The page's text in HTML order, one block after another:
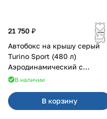
21 750 ₽
Автобокс на крышу серый
Turino Sport (480 л)
Аэродинамический с
двусторонним открыванием
В наличии
В корзину